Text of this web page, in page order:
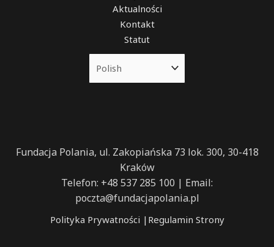
Aktualności
Kontakt
Statut
Fundacja Polania, ul. Zakopiańska 73 lok. 300, 30-418
Kraków
Telefon: +48 537 285 100 | Email:
poczta@fundacjapolania.pl
Polityka Prywatności | Regulamin Strony